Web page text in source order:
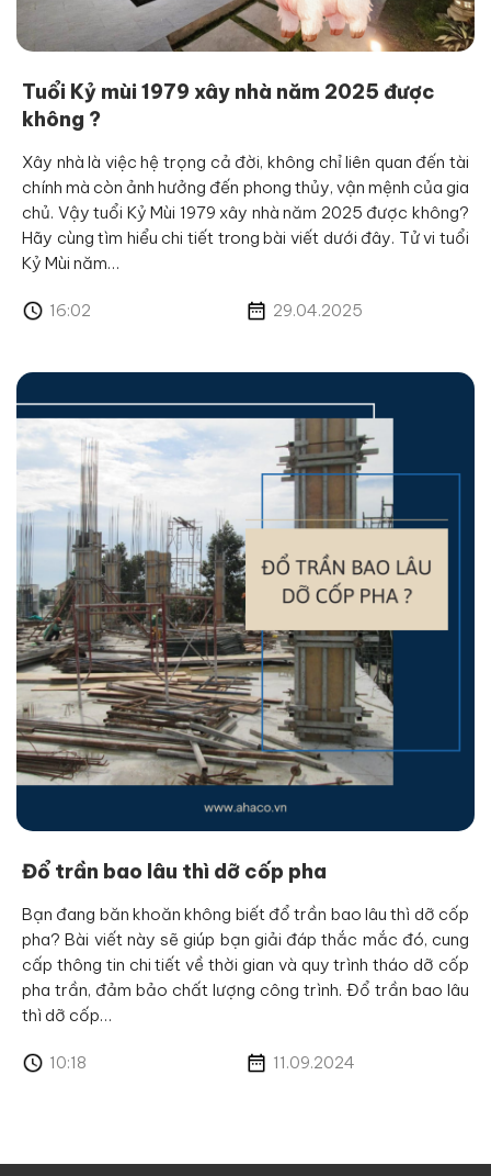
Tuổi Kỷ mùi 1979 xây nhà năm 2025 được
không ?
Xây nhà là việc hệ trọng cả đời, không chỉ liên quan đến tài
chính mà còn ảnh hưởng đến phong thủy, vận mệnh của gia
chủ. Vậy tuổi Kỷ Mùi 1979 xây nhà năm 2025 được không?
Hãy cùng tìm hiểu chi tiết trong bài viết dưới đây. Tử vi tuổi
Kỷ Mùi năm…
16:02 29.04.2025
Đổ trần bao lâu thì dỡ cốp pha
Bạn đang băn khoăn không biết đổ trần bao lâu thì dỡ cốp
pha? Bài viết này sẽ giúp bạn giải đáp thắc mắc đó, cung
cấp thông tin chi tiết về thời gian và quy trình tháo dỡ cốp
pha trần, đảm bảo chất lượng công trình. Đổ trần bao lâu
thì dỡ cốp…
10:18 11.09.2024